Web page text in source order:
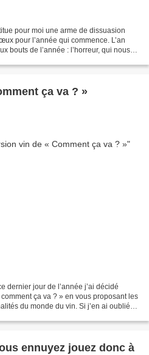
pour moi une arme de dissuasion
pour l’année qui commence. L’an
bouts de l’année : l’horreur, qui nous
ça va ? »
dernier jour de l’année j’ai décidé
ça va ? » en vous proposant les
du monde du vin. Si j’en ai oublié
ennuyez jouez donc à